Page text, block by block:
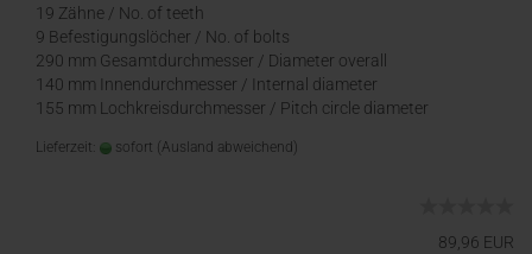
19 Zähne / No. of teeth
9 Befestigungslöcher / No. of bolts
290 mm Gesamtdurchmesser / Diameter overall
140 mm Innendurchmesser / Internal diameter
155 mm Lochkreisdurchmesser / Pitch circle diameter
Lieferzeit: sofort (Ausland abweichend)
89,96 EUR